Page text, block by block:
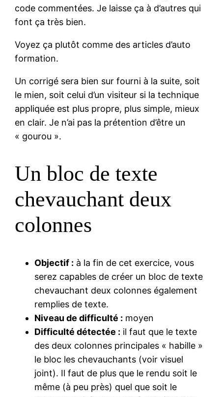
code commentées. Je laisse ça à d’autres qui
font ça très bien.
Voyez ça plutôt comme des articles d’auto
formation.
Un corrigé sera bien sur fourni à la suite, soit
le mien, soit celui d’un visiteur si la technique
appliquée est plus propre, plus simple, mieux
en clair. Je n’ai pas la prétention d’être un
« gourou ».
Un bloc de texte
chevauchant deux
colonnes
Objectif : à la fin de cet exercice, vous
serez capables de créer un bloc de texte
chevauchant deux colonnes également
remplies de texte.
Niveau de difficulté : moyen
Difficulté détectée : il faut que le texte
des deux colonnes principales « habille »
le bloc les chevauchants (voir visuel
joint). Il faut de plus que le rendu soit le
même (à peu près) quel que soit le